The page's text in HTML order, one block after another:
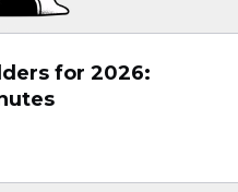
for 2026: